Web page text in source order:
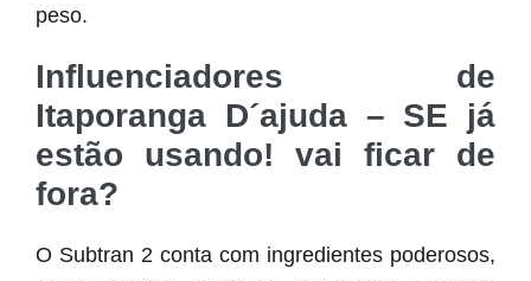
peso.
Influenciadores de
Itaporanga D´ajuda – SE já
estão usando! vai ficar de
fora?
O Subtran 2 conta com ingredientes poderosos,